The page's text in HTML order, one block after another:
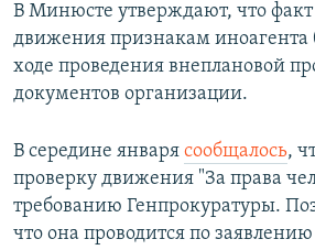
В Минюсте утверждают, что факт
движения признакам иноагента
ходе проведения внеплановой
документов организации.
В середине января сообщалось,
проверку движения "За права
требованию Генпрокуратуры.
что она проводится по заявлению